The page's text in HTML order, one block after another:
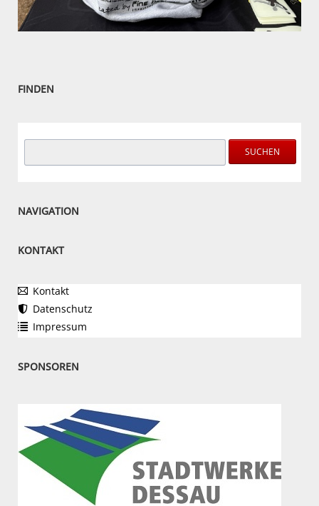
FINDEN
Suchbegriffe SUCHEN
NAVIGATION
KONTAKT
Kontakt
Datenschutz
Impressum
SPONSOREN